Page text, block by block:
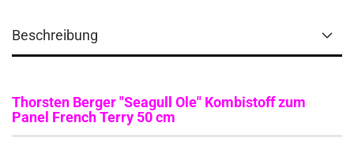
Beschreibung
Thorsten Berger "Seagull Ole" Kombistoff zum
Panel French Terry 50 cm